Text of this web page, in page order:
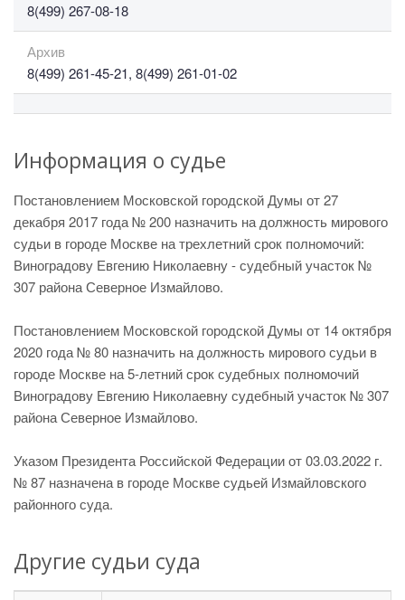
8(499) 267-08-18
Архив
8(499) 261-45-21, 8(499) 261-01-02
Информация о судье
Постановлением Московской городской Думы от 27
декабря 2017 года № 200 назначить на должность мирового
судьи в городе Москве на трехлетний срок полномочий:
Виноградову Евгению Николаевну - судебный участок №
307 района Северное Измайлово.
Постановлением Московской городской Думы от 14 октября
2020 года № 80 назначить на должность мирового судьи в
городе Москве на 5-летний срок судебных полномочий
Виноградову Евгению Николаевну судебный участок № 307
района Северное Измайлово.
Указом Президента Российской Федерации от 03.03.2022 г.
№ 87 назначена в городе Москве судьей Измайловского
районного суда.
Другие судьи суда